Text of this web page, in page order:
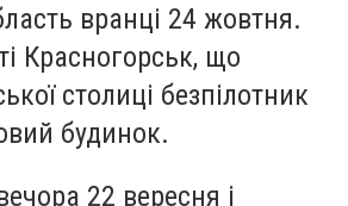
вранці 24 жовтня.
Красногорськ, що
столиці безпілотник
будинок.
22 вересня і